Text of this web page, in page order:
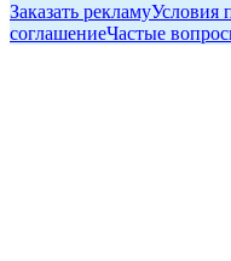
Заказать рекламуУсловия
соглашениеЧастые